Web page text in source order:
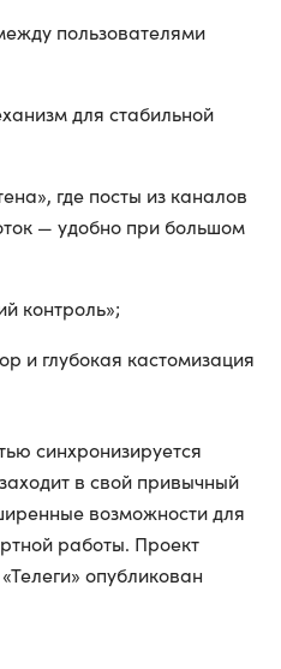
пользователями
для стабильной
где посты из каналов
— удобно при большом
контроль»;
и глубокая кастомизация
синхронизируется
в свой привычный
возможности для
работы. Проект
опубликован